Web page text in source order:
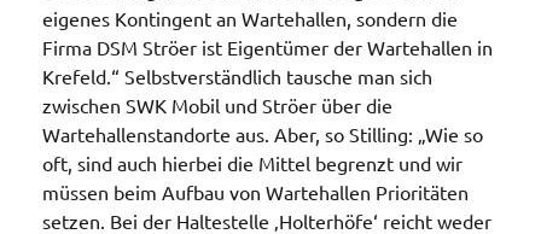
eigenes Kontingent an Wartehallen, sondern die
Firma DSM Ströer ist Eigentümer der Wartehallen in
Krefeld.“ Selbstverständlich tausche man sich
zwischen SWK Mobil und Ströer über die
Wartehallenstandorte aus. Aber, so Stilling: „Wie so
oft, sind auch hierbei die Mittel begrenzt und wir
müssen beim Aufbau von Wartehallen Prioritäten
setzen. Bei der Haltestelle ‚Holterhöfe‘ reicht weder